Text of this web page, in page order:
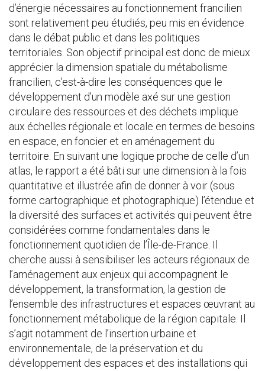
d’énergie nécessaires au fonctionnement francilien
sont relativement peu étudiés, peu mis en évidence
dans le débat public et dans les politiques
territoriales. Son objectif principal est donc de mieux
apprécier la dimension spatiale du métabolisme
francilien, c’est-à-dire les conséquences que le
développement d’un modèle axé sur une gestion
circulaire des ressources et des déchets implique
aux échelles régionale et locale en termes de besoins
en espace, en foncier et en aménagement du
territoire. En suivant une logique proche de celle d’un
atlas, le rapport a été bâti sur une dimension à la fois
quantitative et illustrée afin de donner à voir (sous
forme cartographique et photographique) l’étendue et
la diversité des surfaces et activités qui peuvent être
considérées comme fondamentales dans le
fonctionnement quotidien de l’Île-de-France. Il
cherche aussi à sensibiliser les acteurs régionaux de
l’aménagement aux enjeux qui accompagnent le
développement, la transformation, la gestion de
l’ensemble des infrastructures et espaces œuvrant au
fonctionnement métabolique de la région capitale. Il
s’agit notamment de l’insertion urbaine et
environnementale, de la préservation et du
développement des espaces et des installations qui